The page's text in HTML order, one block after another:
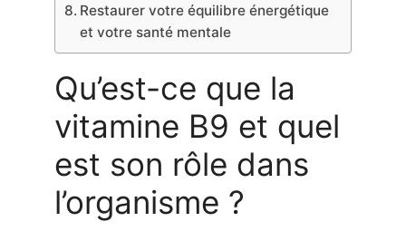
Restaurer votre équilibre énergétique
et votre santé mentale
Qu’est-ce que la
vitamine B9 et quel
est son rôle dans
l’organisme ?